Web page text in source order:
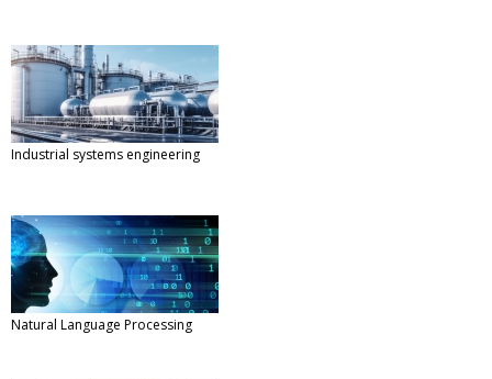
Industrial systems engineering
Natural Language Processing